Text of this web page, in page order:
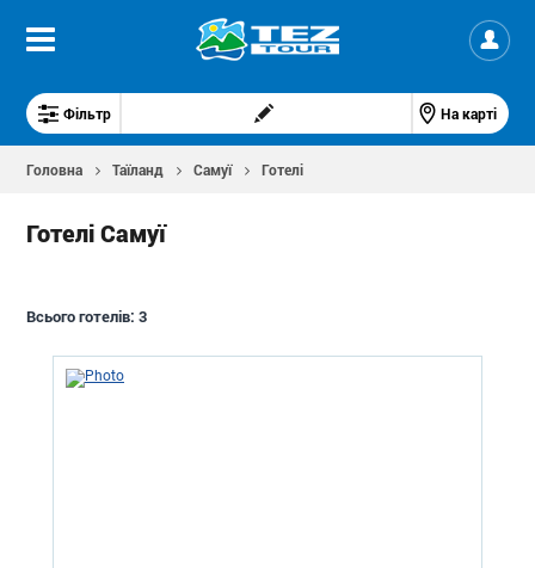
Фільтр На карті
Головна Таїланд Самуї Готелі
Готелі Самуї
Всього готелів:3